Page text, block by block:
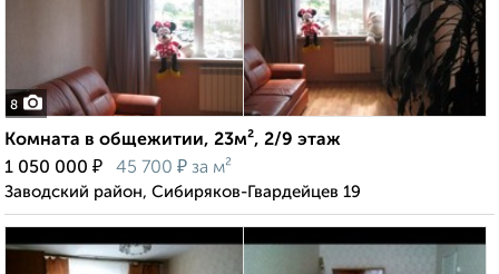
8
Комната в общежитии, 23м², 2/9 этаж
1 050 000 ₽ 45 700 ₽ за м²
Заводский район, Сибиряков-Гвардейцев 19